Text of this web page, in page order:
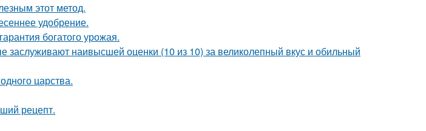
этот метод.
удобрение.
богатого урожая.
заслуживают наивысшей оценки (10 из 10) за великолепный вкус и обильный
царства.
рецепт.